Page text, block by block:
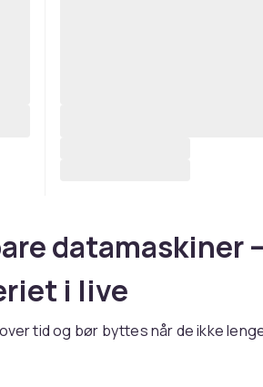
datamaskiner –
i live
tid og bør byttes når de ikke